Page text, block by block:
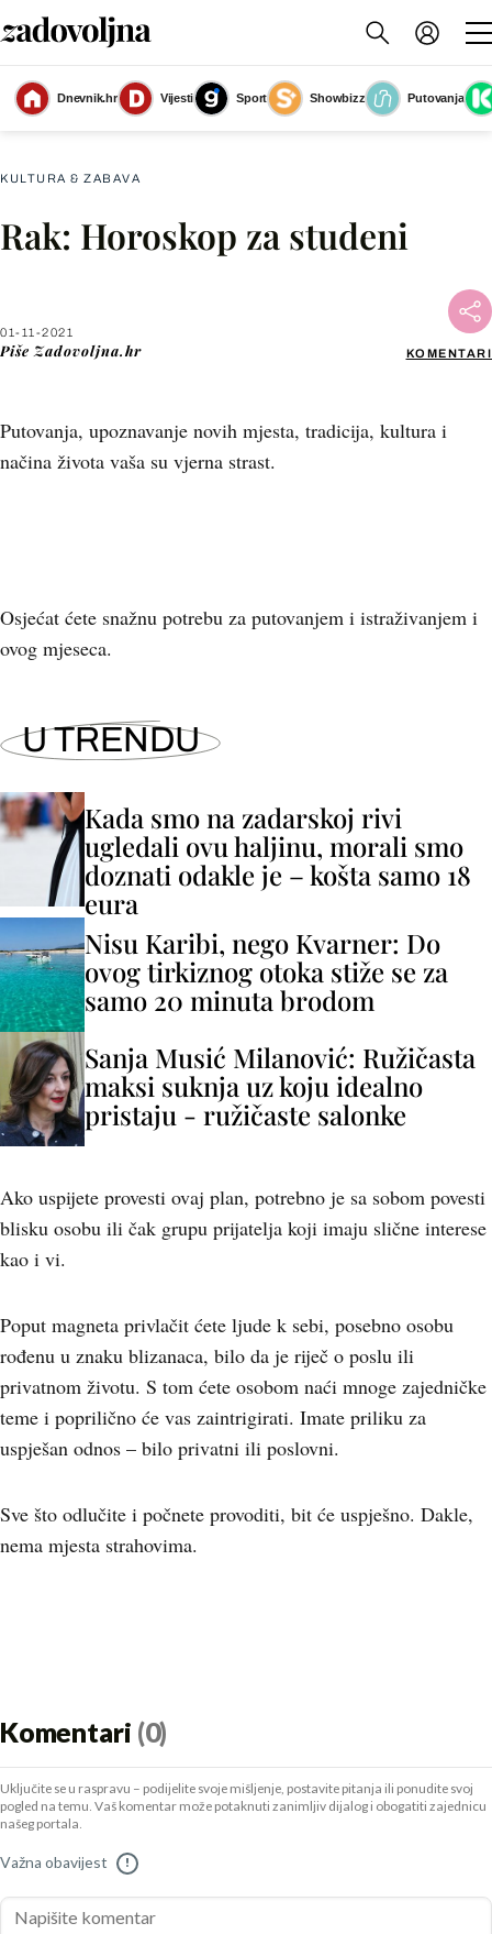
Dnevnik.hr Vijesti Sport Showbizz
Putovanja
Slika nije dostupna
KULTURA & ZABAVA
Rak: Horoskop za studeni
01-11-2021
Piše Zadovoljna.hr KOMENTARI
Putovanja, upoznavanje novih mjesta, tradicija, kultura i
načina života vaša su vjerna strast.
Facebook
Viber
Osjećat ćete snažnu potrebu za putovanjem i istraživanjem i
ovog mjeseca.
U TRENDU
Kada smo na zadarskoj rivi
ugledali ovu haljinu, morali smo
doznati odakle je – košta samo 18
eura
Nisu Karibi, nego Kvarner: Do
ovog tirkiznog otoka stiže se za
samo 20 minuta brodom
Sanja Musić Milanović: Ružičasta
maksi suknja uz koju idealno
pristaju - ružičaste salonke
Ako uspijete provesti ovaj plan, potrebno je sa sobom povesti
blisku osobu ili čak grupu prijatelja koji imaju slične interese
kao i vi.
Poput magneta privlačit ćete ljude k sebi, posebno osobu
rođenu u znaku blizanaca, bilo da je riječ o poslu ili
privatnom životu. S tom ćete osobom naći mnoge zajedničke
teme i poprilično će vas zaintrigirati. Imate priliku za
uspješan odnos – bilo privatni ili poslovni.
Sve što odlučite i počnete provoditi, bit će uspješno. Dakle,
nema mjesta strahovima.
Komentari (0)
Uključite se u raspravu – podijelite svoje mišljenje, postavite pitanja ili ponudite svoj
pogled na temu. Vaš komentar može potaknuti zanimljiv dijalog i obogatiti zajednicu
našeg portala.
Važna obavijest !